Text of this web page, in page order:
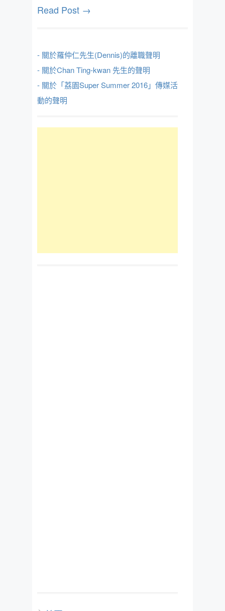
Read Post →
- 關於羅仲仁先生(Dennis)的離職聲明
- 關於Chan Ting-kwan 先生的聲明
- 關於「荔園Super Summer 2016」傳媒活
動的聲明